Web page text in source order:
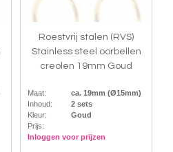
Roestvrij stalen (RVS)
Stainless steel oorbellen
creolen 19mm Goud
Maat:
ca. 19mm (Ø15mm)
Inhoud:
2 sets
Kleur:
Goud
Prijs:
Inloggen voor prijzen